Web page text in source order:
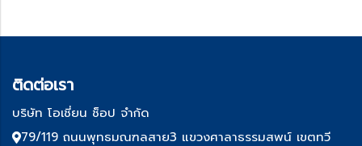
ติดต่อเรา
บริษัท โอเชี่ยน ช็อป จำกัด
79/119 ถนนพุทธมณฑลสาย3 แขวงศาลาธรรมสพน์ เขตทวี